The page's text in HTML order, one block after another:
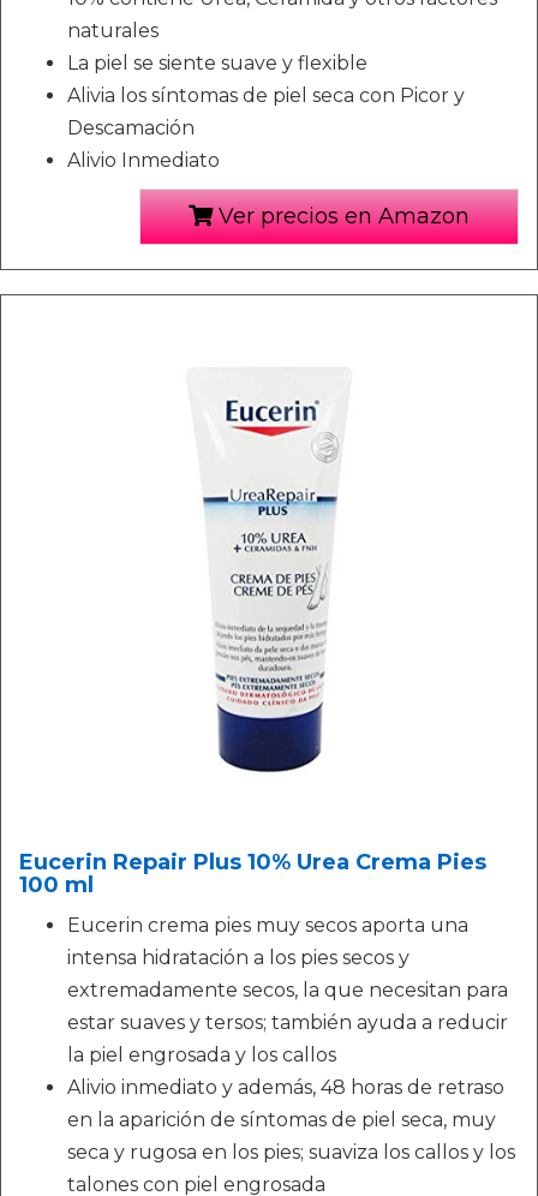
naturales
La piel se siente suave y flexible
Alivia los síntomas de piel seca con Picor y
Descamación
Alivio Inmediato
Ver precios en Amazon
Eucerin Repair Plus 10% Urea Crema Pies
100 ml
Eucerin crema pies muy secos aporta una
intensa hidratación a los pies secos y
extremadamente secos, la que necesitan para
estar suaves y tersos; también ayuda a reducir
la piel engrosada y los callos
Alivio inmediato y además, 48 horas de retraso
en la aparición de síntomas de piel seca, muy
seca y rugosa en los pies; suaviza los callos y los
talones con piel engrosada